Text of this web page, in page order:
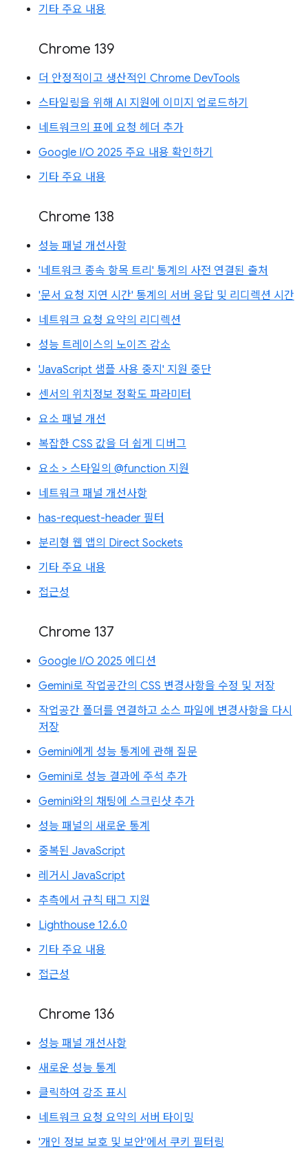
기타 주요 내용
Chrome 139
더 안정적이고 생산적인 Chrome DevTools
스타일링을 위해 AI 지원에 이미지 업로드하기
네트워크의 표에 요청 헤더 추가
Google I/O 2025 주요 내용 확인하기
기타 주요 내용
Chrome 138
성능 패널 개선사항
'네트워크 종속 항목 트리' 통계의 사전 연결된 출처
'문서 요청 지연 시간' 통계의 서버 응답 및 리디렉션 시간
네트워크 요청 요약의 리디렉션
성능 트레이스의 노이즈 감소
'JavaScript 샘플 사용 중지' 지원 중단
센서의 위치정보 정확도 파라미터
요소 패널 개선
복잡한 CSS 값을 더 쉽게 디버그
요소 > 스타일의 @function 지원
네트워크 패널 개선사항
has-request-header 필터
분리형 웹 앱의 Direct Sockets
기타 주요 내용
접근성
Chrome 137
Google I/O 2025 에디션
Gemini로 작업공간의 CSS 변경사항을 수정 및 저장
작업공간 폴더를 연결하고 소스 파일에 변경사항을 다시
저장
Gemini에게 성능 통계에 관해 질문
Gemini로 성능 결과에 주석 추가
Gemini와의 채팅에 스크린샷 추가
성능 패널의 새로운 통계
중복된 JavaScript
레거시 JavaScript
추측에서 규칙 태그 지원
Lighthouse 12.6.0
기타 주요 내용
접근성
Chrome 136
성능 패널 개선사항
새로운 성능 통계
클릭하여 강조 표시
네트워크 요청 요약의 서버 타이밍
'개인 정보 보호 및 보안'에서 쿠키 필터링